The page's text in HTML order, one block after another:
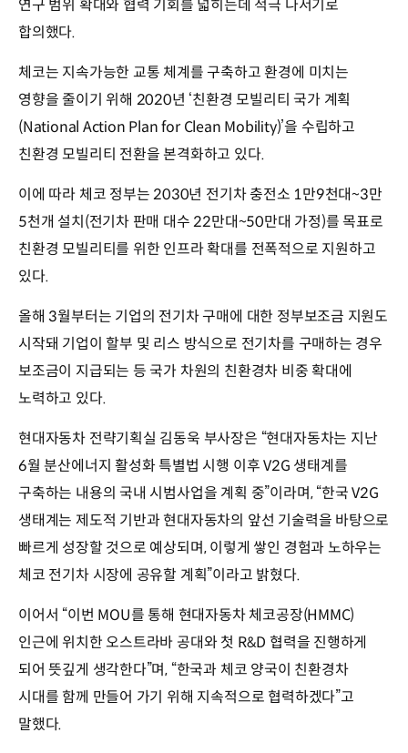
연구 범위 확대와 협력 기회를 넓히는데 적극 나서기로
합의했다.
체코는 지속가능한 교통 체계를 구축하고 환경에 미치는
영향을 줄이기 위해 2020년 ‘친환경 모빌리티 국가 계획
(National Action Plan for Clean Mobility)’을 수립하고
친환경 모빌리티 전환을 본격화하고 있다.
이에 따라 체코 정부는 2030년 전기차 충전소 1만9천대~3만
5천개 설치(전기차 판매 대수 22만대~50만대 가정)를 목표로
친환경 모빌리티를 위한 인프라 확대를 전폭적으로 지원하고
있다.
올해 3월부터는 기업의 전기차 구매에 대한 정부보조금 지원도
시작돼 기업이 할부 및 리스 방식으로 전기차를 구매하는 경우
보조금이 지급되는 등 국가 차원의 친환경차 비중 확대에
노력하고 있다.
현대자동차 전략기획실 김동욱 부사장은 “현대자동차는 지난
6월 분산에너지 활성화 특별법 시행 이후 V2G 생태계를
구축하는 내용의 국내 시범사업을 계획 중”이라며, “한국 V2G
생태계는 제도적 기반과 현대자동차의 앞선 기술력을 바탕으로
빠르게 성장할 것으로 예상되며, 이렇게 쌓인 경험과 노하우는
체코 전기차 시장에 공유할 계획”이라고 밝혔다.
이어서 “이번 MOU를 통해 현대자동차 체코공장(HMMC)
인근에 위치한 오스트라바 공대와 첫 R&D 협력을 진행하게
되어 뜻깊게 생각한다”며, “한국과 체코 양국이 친환경차
시대를 함께 만들어 가기 위해 지속적으로 협력하겠다”고
말했다.